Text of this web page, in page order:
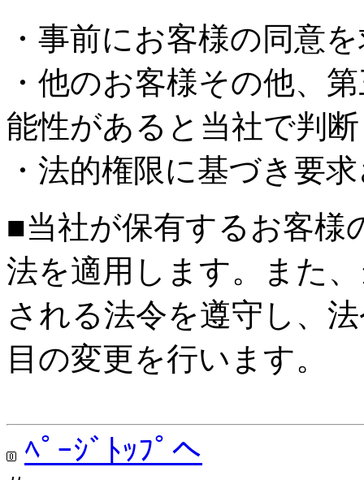
・事前にお客様の同意
・他のお客様その他、
能性があると当社で判
・法的権限に基づき要
■当社が保有するお客様
法を適用します。また
される法令を遵守し、
目の変更を行います。
ﾍﾟｰｼﾞﾄｯﾌﾟへ